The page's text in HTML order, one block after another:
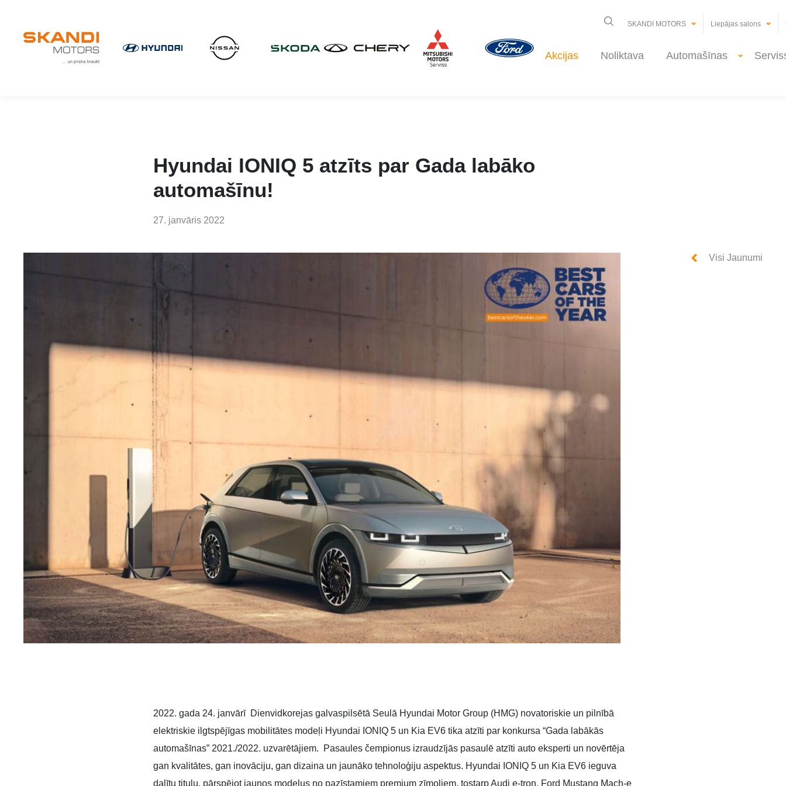
SKANDI MOTORS Liepājas salons
Akcijas Noliktava Automašīnas
Uzzini vairāk
Hyundai IONIQ 5 atzīts par Gada labāko
automašīnu!
27. janvāris 2022
2022. gada 24. janvārī Dienvidkorejas galvaspilsētā Seulā Hyundai Motor Group (HMG) novatoriskie un pilnībā
elektriskie ilgtspējīgas mobilitātes modeļi Hyundai IONIQ 5 un Kia EV6 tika atzīti par konkursa “Gada labākās
automašīnas” 2021./2022. uzvarētājiem. Pasaules čempionus izraudzījās pasaulē atzīti auto eksperti un novērtēja
gan kvalitātes, gan inovāciju, gan dizaina un jaunāko tehnoloģiju aspektus. Hyundai IONIQ 5 un Kia EV6 ieguva
dalītu titulu, pārspējot jaunos modeļus no pazīstamiem premium zīmoliem, tostarp Audi e-tron, Ford Mustang Mach-e
Visi Jaunumi